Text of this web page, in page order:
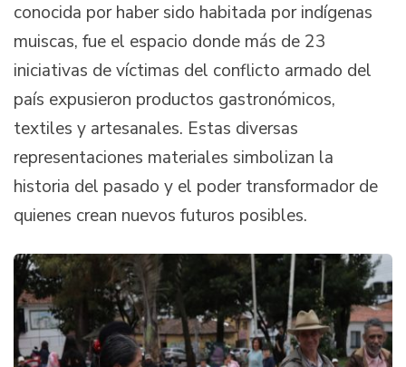
conocida por haber sido habitada por indígenas
muiscas, fue el espacio donde más de 23
iniciativas de víctimas del conflicto armado del
país expusieron productos gastronómicos,
textiles y artesanales. Estas diversas
representaciones materiales simbolizan la
historia del pasado y el poder transformador de
quienes crean nuevos futuros posibles.